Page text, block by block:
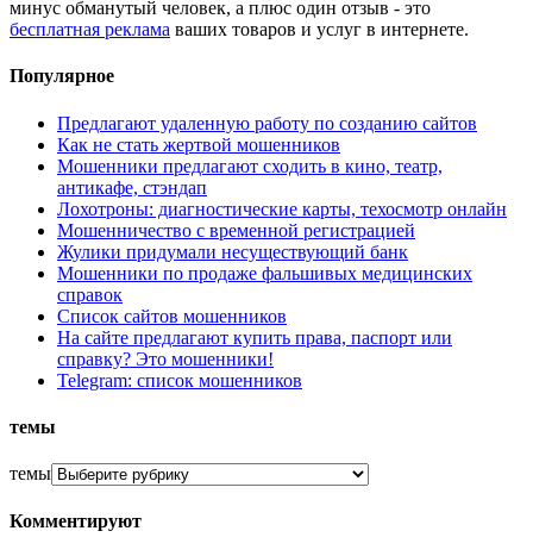
минус обманутый человек, а плюс один отзыв - это
бесплатная реклама ваших товаров и услуг в интернете.
Популярное
Предлагают удаленную работу по созданию сайтов
Как не стать жертвой мошенников
Мошенники предлагают сходить в кино, театр,
антикафе, стэндап
Лохотроны: диагностические карты, техосмотр онлайн
Мошенничество с временной регистрацией
Жулики придумали несуществующий банк
Мошенники по продаже фальшивых медицинских
справок
Список сайтов мошенников
На сайте предлагают купить права, паспорт или
справку? Это мошенники!
Telegram: список мошенников
темы
темы
Комментируют